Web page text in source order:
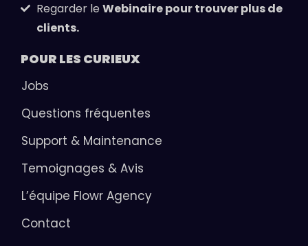
POUR LES CURIEUX
Jobs
Questions fréquentes
Support & Maintenance
Temoignages & Avis
L’équipe Flowr Agency
Contact
Regarder leWebinaire pour trouver plus de
clients.